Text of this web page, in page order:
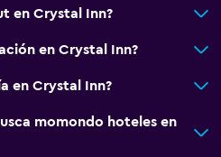
en Crystal Inn?
en Crystal Inn?
en Crystal Inn?
momondo hoteles en